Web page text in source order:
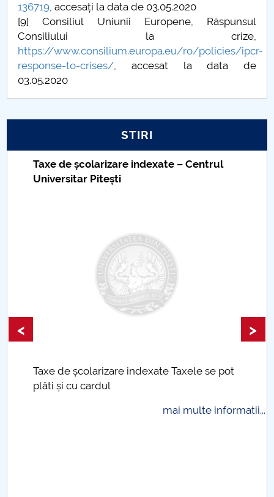
136719, accesați la data de 03.05.2020
[9] Consiliul Uniunii Europene, Răspunsul
Consiliului la crize,
https://www.consilium.europa.eu/ro/policies/ipcr-
response-to-crises/, accesat la data de
03.05.2020
STIRI
Taxe de școlarizare indexate – Centrul
Universitar Pitești
Taxe de școlarizare indexate Taxele se pot
plăti și cu cardul
mai multe informatii...
< >